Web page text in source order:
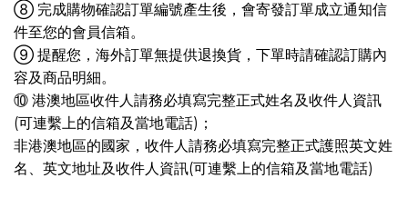
⑧ 完成購物確認訂單編號產生後，會寄發訂單成立通知信
件至您的會員信箱。
⑨ 提醒您，海外訂單無提供退換貨，下單時請確認訂購內
容及商品明細。
⑩ 港澳地區收件人請務必填寫完整正式姓名及收件人資訊
(可連繫上的信箱及當地電話)；
非港澳地區的國家，收件人請務必填寫完整正式護照英文姓
名、英文地址及收件人資訊(可連繫上的信箱及當地電話)